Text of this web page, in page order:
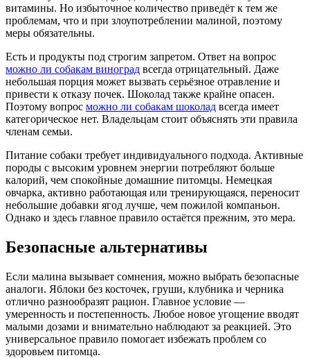
витамины. Но избыточное количество приведёт к тем же
проблемам, что и при злоупотреблении малиной, поэтому
меры обязательны.
Есть и продукты под строгим запретом. Ответ на вопрос
можно ли собакам виноград всегда отрицательный. Даже
небольшая порция может вызвать серьёзное отравление и
привести к отказу почек. Шоколад также крайне опасен.
Поэтому вопрос можно ли собакам шоколад всегда имеет
категорическое нет. Владельцам стоит объяснять эти правила
членам семьи.
Питание собаки требует индивидуального подхода. Активные
породы с высоким уровнем энергии потребляют больше
калорий, чем спокойные домашние питомцы. Немецкая
овчарка, активно работающая или тренирующаяся, переносит
небольшие добавки ягод лучше, чем пожилой компаньон.
Однако и здесь главное правило остаётся прежним, это мера.
Безопасные альтернативы
Если малина вызывает сомнения, можно выбрать безопасные
аналоги. Яблоки без косточек, груши, клубника и черника
отлично разнообразят рацион. Главное условие —
умеренность и постепенность. Любое новое угощение вводят
малыми дозами и внимательно наблюдают за реакцией. Это
универсальное правило помогает избежать проблем со
здоровьем питомца.